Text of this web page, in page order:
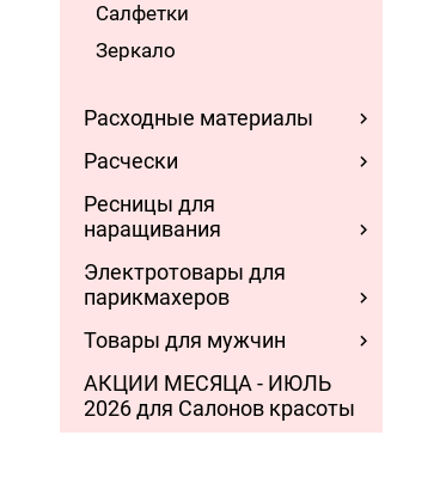
Салфетки
Зеркало
Расходные материалы
Расчески
Ресницы для
наращивания
Электротовары для
парикмахеров
Товары для мужчин
АКЦИИ МЕСЯЦА - ИЮЛЬ
2026 для Салонов красоты